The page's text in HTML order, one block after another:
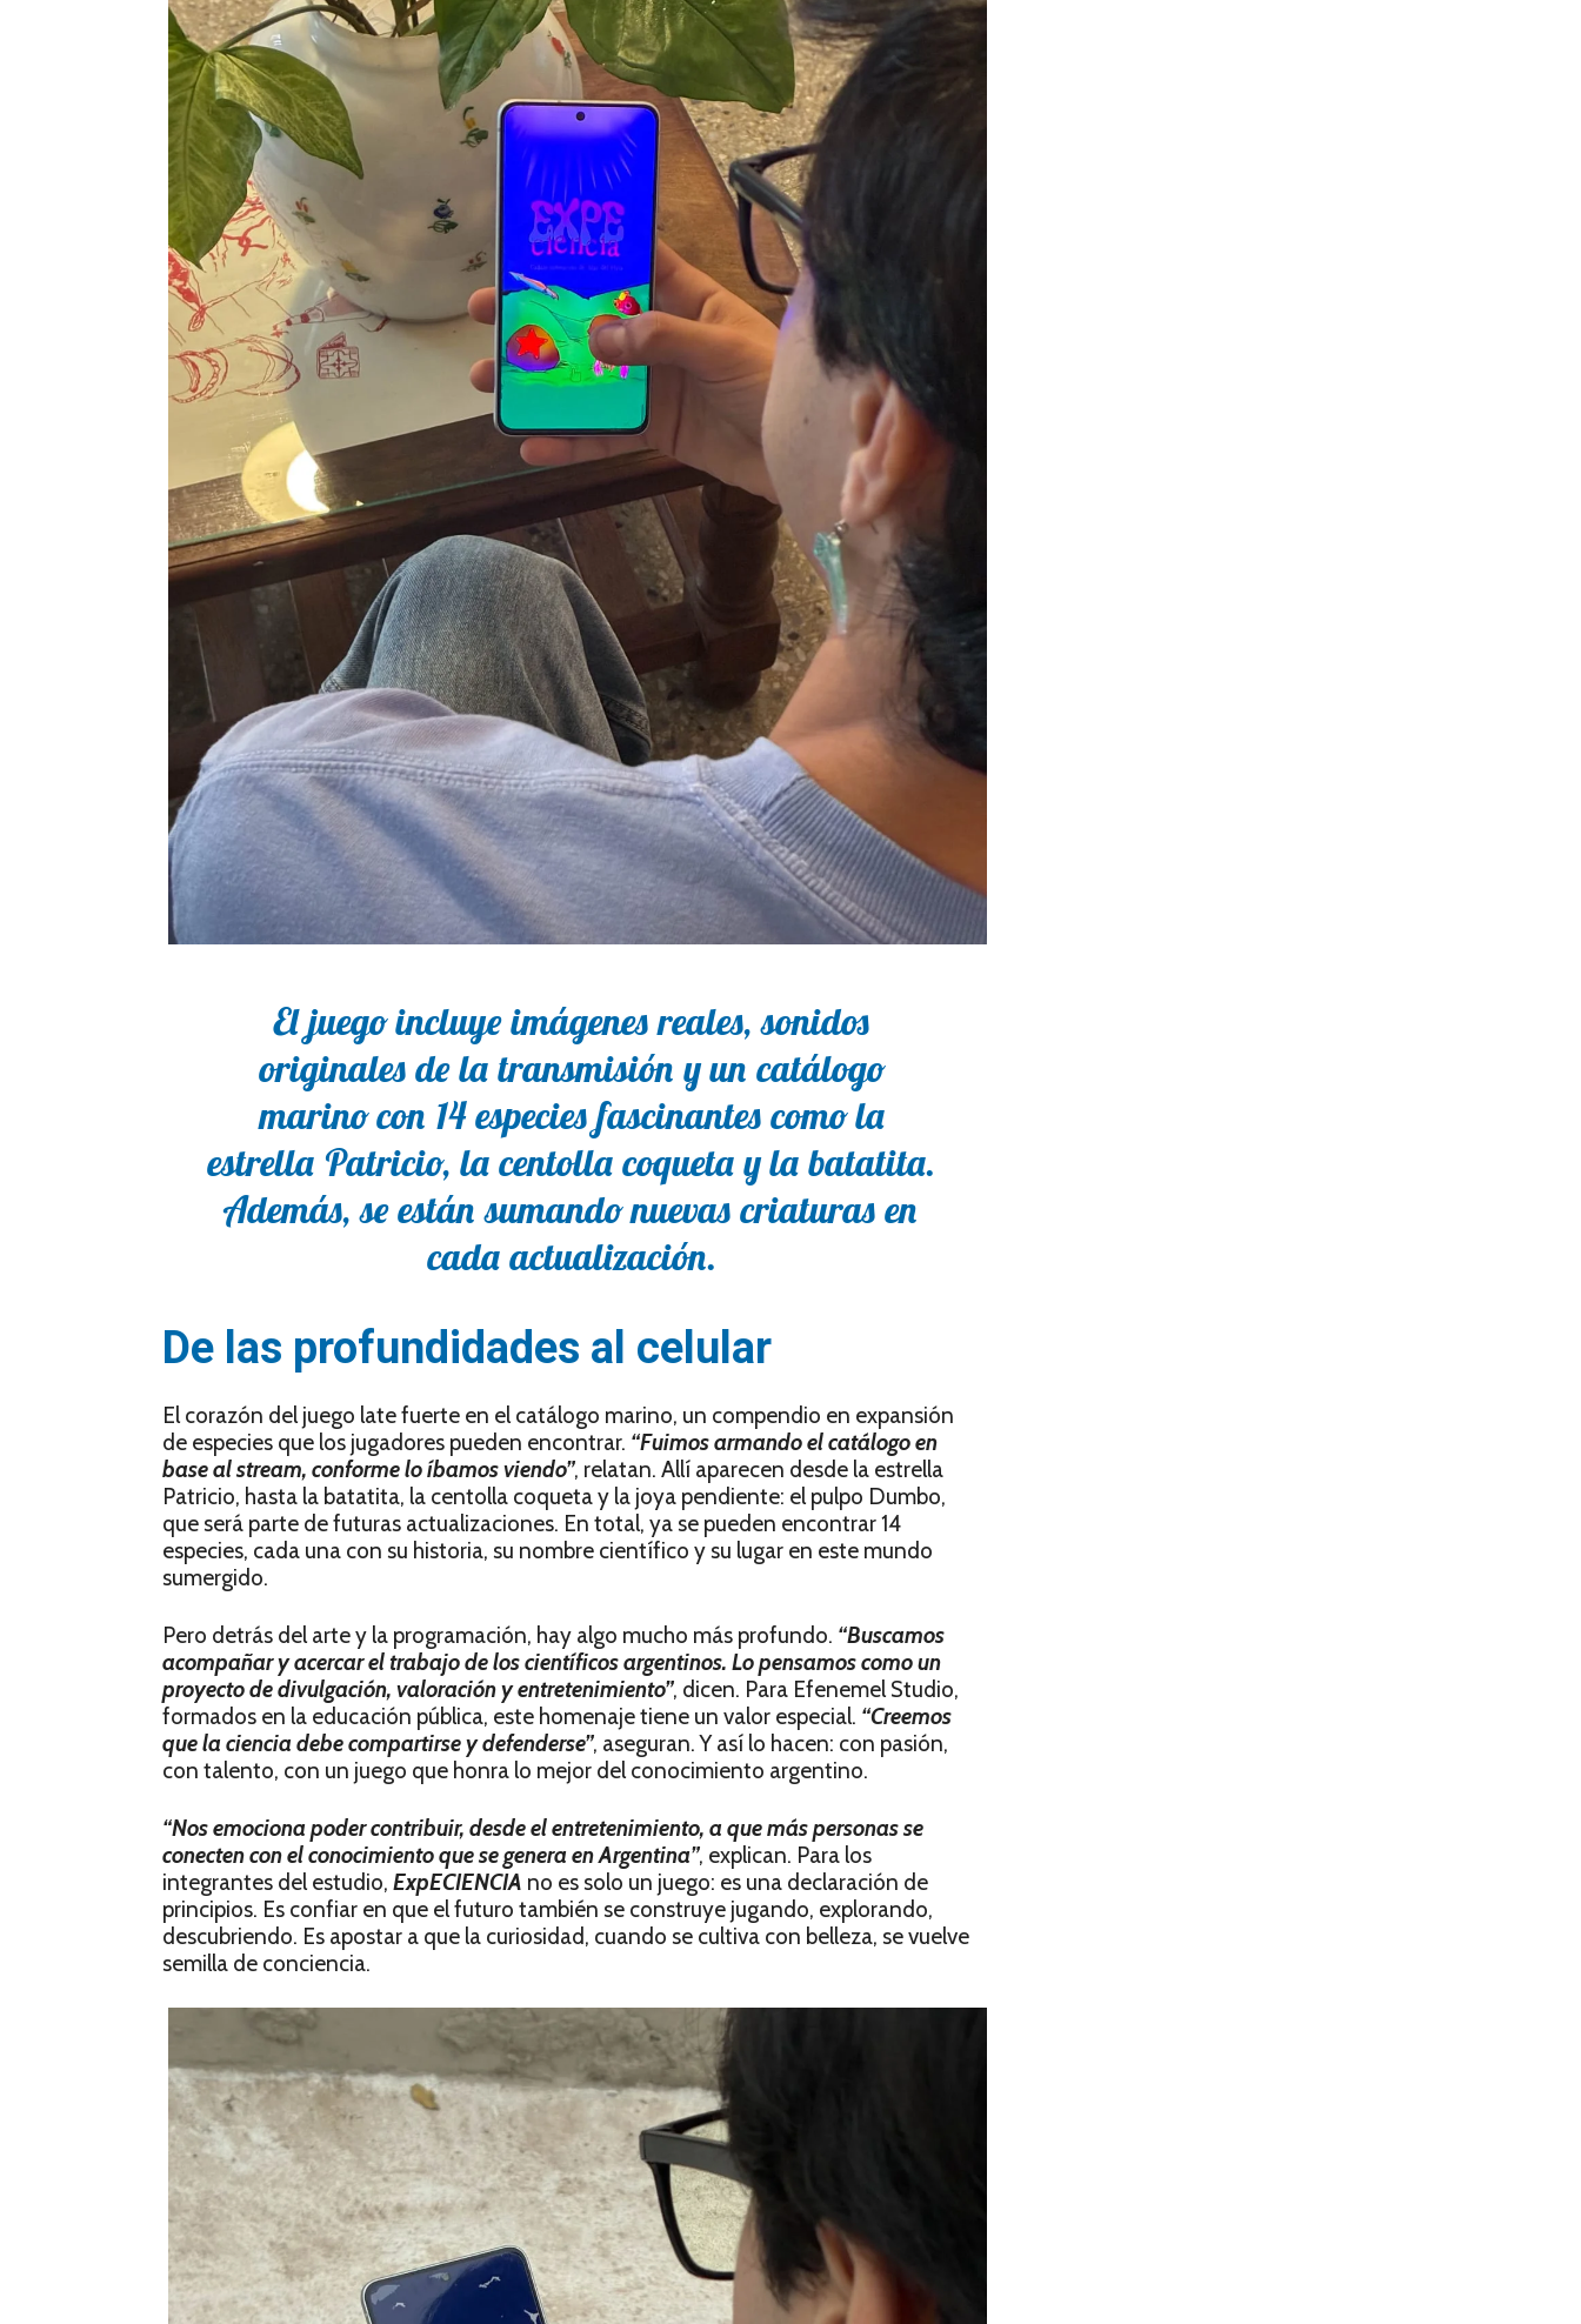
El juego incluye imágenes reales, sonidos
originales de la transmisión y un catálogo
marino con 14 especies fascinantes como la
estrella Patricio, la centolla coqueta y la batatita.
Además, se están sumando nuevas criaturas en
cada actualización.
De las profundidades al celular
El corazón del juego late fuerte en el catálogo marino, un compendio en expansión
de especies que los jugadores pueden encontrar. “Fuimos armando el catálogo en
base al stream, conforme lo íbamos viendo”, relatan. Allí aparecen desde la estrella
Patricio, hasta la batatita, la centolla coqueta y la joya pendiente: el pulpo Dumbo,
que será parte de futuras actualizaciones. En total, ya se pueden encontrar 14
especies, cada una con su historia, su nombre científico y su lugar en este mundo
sumergido.
Pero detrás del arte y la programación, hay algo mucho más profundo. “Buscamos
acompañar y acercar el trabajo de los científicos argentinos. Lo pensamos como un
proyecto de divulgación, valoración y entretenimiento”, dicen. Para Efenemel Studio,
formados en la educación pública, este homenaje tiene un valor especial. “Creemos
que la ciencia debe compartirse y defenderse”, aseguran. Y así lo hacen: con pasión,
con talento, con un juego que honra lo mejor del conocimiento argentino.
“Nos emociona poder contribuir, desde el entretenimiento, a que más personas se
conecten con el conocimiento que se genera en Argentina”, explican. Para los
integrantes del estudio, ExpECIENCIA no es solo un juego: es una declaración de
principios. Es confiar en que el futuro también se construye jugando, explorando,
descubriendo. Es apostar a que la curiosidad, cuando se cultiva con belleza, se vuelve
semilla de conciencia.